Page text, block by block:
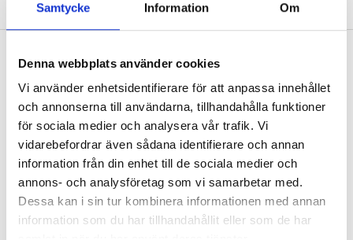
Samtycke Information Om
Denna webbplats använder cookies
Vi använder enhetsidentifierare för att anpassa innehållet
och annonserna till användarna, tillhandahålla funktioner
för sociala medier och analysera vår trafik. Vi
vidarebefordrar även sådana identifierare och annan
information från din enhet till de sociala medier och
annons- och analysföretag som vi samarbetar med.
Dessa kan i sin tur kombinera informationen med annan
information som du har tillhandahållit eller som de har
Köp & Hämta
Köp & Hämta i ditt varuhus inom 2 timmar! För mer information om
tjänsten och våra villkor.
LÄS MER
Andra kunder köpte också